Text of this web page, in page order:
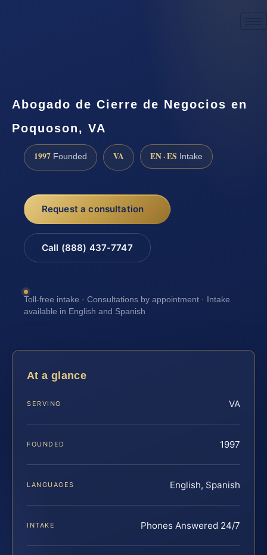
Abogado de Cierre de Negocios en
Poquoson, VA
1997 Founded VA EN · ES Intake
Request a consultation
Call (888) 437-7747
Toll-free intake · Consultations by appointment · Intake
available in English and Spanish
At a glance
SERVING VA
FOUNDED 1997
LANGUAGES English, Spanish
INTAKE Phones Answered 24/7